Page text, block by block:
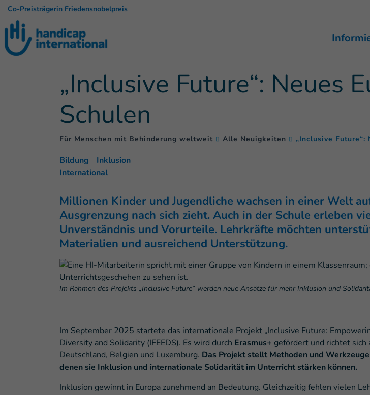
Co-Preisträgerin Friedensnobelpreis
„Inclusive Future“: Neues
Schulen
Für Menschen mit Behinderung weltweit Alle Neuigkeiten „Inclusive Future“:
Bildung
Inklusion
International
Millionen Kinder und Jugendliche wachsen in einer Welt
Ausgrenzung nach sich zieht. Auch in der Schule erleben
Unverständnis und Vorurteile. Lehrkräfte möchten
Materialien und ausreichend Unterstützung.
Im Rahmen des Projekts „Inclusive Future“ werden neue Ansätze für mehr Inklusion und
Im September 2025 startete das internationale Projekt „Inclusive Future:
Diversity and Solidarity (IFEEDS). Es wird durch Erasmus+ gefördert und richtet sich
Deutschland, Belgien und Luxemburg. Das Projekt stellt Methoden und
denen sie Inklusion und internationale Solidarität im Unterricht stärken können.
Inklusion gewinnt in Europa zunehmend an Bedeutung. Gleichzeitig fehlen vielen